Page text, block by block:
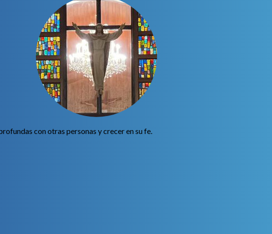
con otras personas y crecer en su fe.